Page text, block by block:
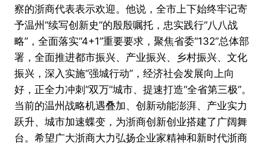
察的浙商代表表示欢迎。他说，全市上下始终牢记寄
予温州“续写创新史”的殷殷嘱托，忠实践行“八八战
略”，全面落实“4+1”重要要求，聚焦省委“132”总体部
署，全面推进都市振兴、产业振兴、乡村振兴、文化
振兴，深入实施“强城行动”，经济社会发展向上向
好，正全力冲刺“双万”城市、提速打造“全省第三极”。
当前的温州战略机遇叠加、创新动能澎湃、产业实力
跃升、城市加速蝶变，为浙商创新创业搭建了广阔舞
台。希望广大浙商大力弘扬企业家精神和新时代浙商